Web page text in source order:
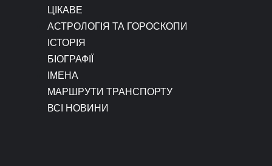
ЦІКАВЕ
АСТРОЛОГІЯ ТА ГОРОСКОПИ
ІСТОРІЯ
БІОГРАФІЇ
ІМЕНА
МАРШРУТИ ТРАНСПОРТУ
ВСІ НОВИНИ